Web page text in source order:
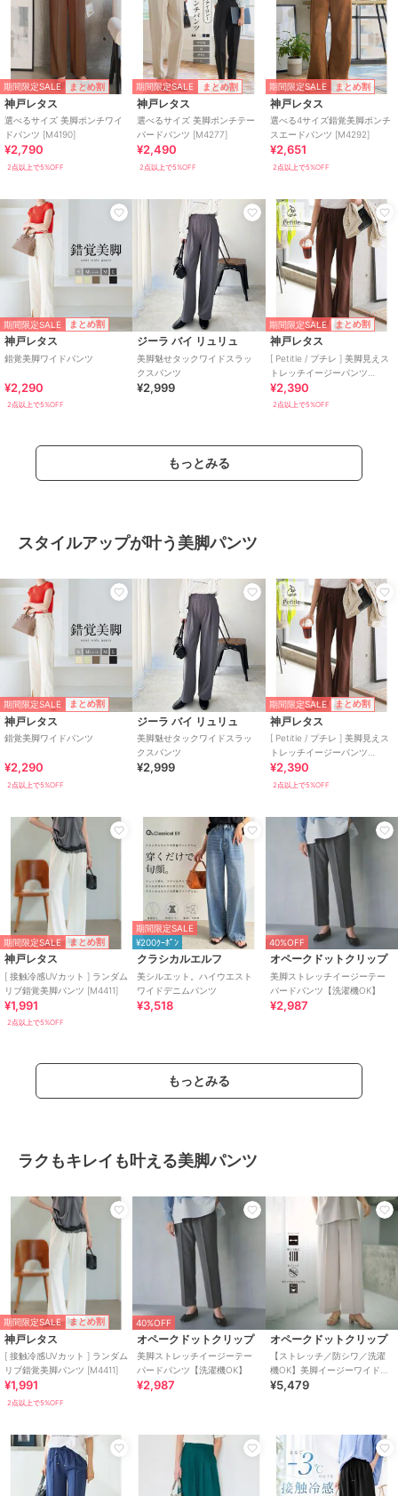
期間限定SALE まとめ割
神戸レタス
選べるサイズ 美脚ポンチワイ
ドパンツ [M4190]
¥2,790
2点以上で5%OFF
期間限定SALE まとめ割
神戸レタス
選べるサイズ 美脚ポンチテー
パードパンツ [M4277]
¥2,490
2点以上で5%OFF
期間限定SALE まとめ割
神戸レタス
選べる4サイズ錯覚美脚ポンチ
スエードパンツ [M4292]
¥2,651
2点以上で5%OFF
期間限定SALE まとめ割
神戸レタス
錯覚美脚ワイドパンツ
¥2,290
2点以上で5%OFF
ジーラ バイ リュリュ
美脚魅せタックワイドスラッ
クスパンツ
¥2,999
期間限定SALE まとめ割
神戸レタス
[ Petitle / プチレ ] 美脚見えス
トレッチイージーパンツ
[M4266]
¥2,390
2点以上で5%OFF
もっとみる
スタイルアップが叶う美脚パンツ
期間限定SALE まとめ割
神戸レタス
錯覚美脚ワイドパンツ
¥2,290
2点以上で5%OFF
ジーラ バイ リュリュ
美脚魅せタックワイドスラッ
クスパンツ
¥2,999
期間限定SALE まとめ割
神戸レタス
[ Petitle / プチレ ] 美脚見えス
トレッチイージーパンツ
[M4266]
¥2,390
2点以上で5%OFF
期間限定SALE まとめ割
神戸レタス
[ 接触冷感UVカット ] ランダム
リブ錯覚美脚パンツ [M4411]
¥1,991
2点以上で5%OFF
期間限定SALE
¥200ｸｰﾎﾟﾝ
クラシカルエルフ
美シルエット。ハイウエスト
ワイドデニムパンツ
¥3,518
40%OFF
オペークドットクリップ
美脚ストレッチイージーテー
パードパンツ【洗濯機OK】
¥2,987
もっとみる
ラクもキレイも叶える美脚パンツ
期間限定SALE まとめ割
神戸レタス
[ 接触冷感UVカット ] ランダム
リブ錯覚美脚パンツ [M4411]
¥1,991
2点以上で5%OFF
40%OFF
オペークドットクリップ
美脚ストレッチイージーテー
パードパンツ【洗濯機OK】
¥2,987
オペークドットクリップ
【ストレッチ／防シワ／洗濯
機OK】美脚イージーワイドパ
ンツ《SS～LL／7col／セット
¥5,479